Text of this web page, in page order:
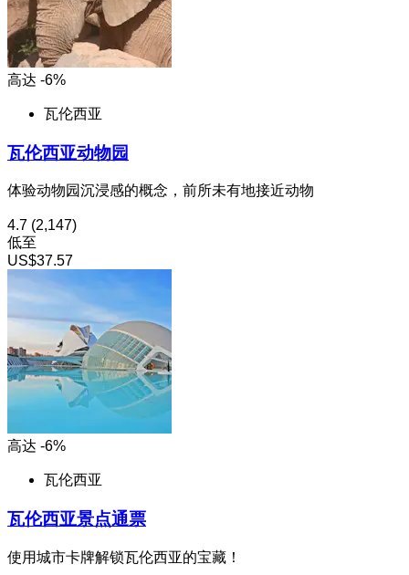
高达 -6%
瓦伦西亚
瓦伦西亚动物园
体验动物园沉浸感的概念，前所未有地接近动物
4.7 (2,147)
低至
US$37.57
高达 -6%
瓦伦西亚
瓦伦西亚景点通票
使用城市卡牌解锁瓦伦西亚的宝藏！